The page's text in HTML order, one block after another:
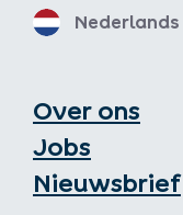
Over ons
Jobs
Nieuwsbrief
Nederlands